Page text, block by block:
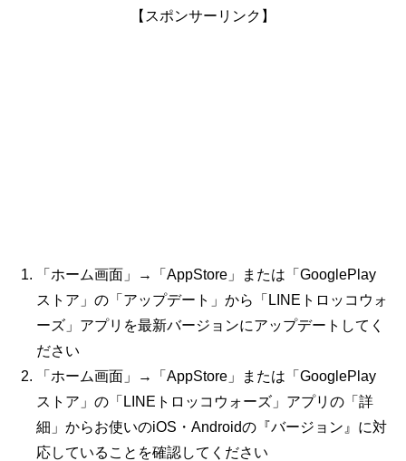
【スポンサーリンク】
「ホーム画面」→「AppStore」または「GooglePlay
ストア」の「アップデート」から「LINEトロッコウォ
ーズ」アプリを最新バージョンにアップデートしてく
ださい
「ホーム画面」→「AppStore」または「GooglePlay
ストア」の「LINEトロッコウォーズ」アプリの「詳
細」からお使いのiOS・Androidの『バージョン』に対
応していることを確認してください